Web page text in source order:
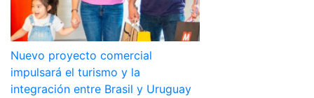
Nuevo proyecto comercial
impulsará el turismo y la
integración entre Brasil y Uruguay